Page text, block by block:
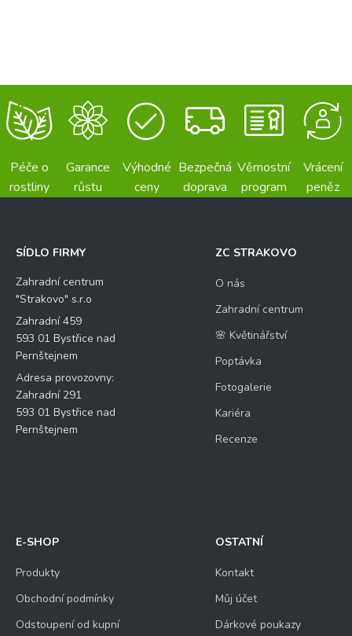
Péče o
rostliny
Garance
růstu
Výhodné
ceny
Bezpečná
doprava
Věrnostní
program
Vrácení
peněz
SÍDLO FIRMY
Zahradní centrum
"Strakovo" s.r.o
Zahradní 459
593 01 Bystřice nad
Pernštejnem
Adresa provozovny:
Zahradní 291
593 01 Bystřice nad
Pernštejnem
ZC STRAKOVO
O nás
Zahradní centrum
🌸 Květinářství
Poptávka
Fotogalerie
Kariéra
Recenze
E-SHOP
Produkty
Obchodní podmínky
Odstoupení od kupní
OSTATNÍ
Kontakt
Můj účet
Dárkové poukazy